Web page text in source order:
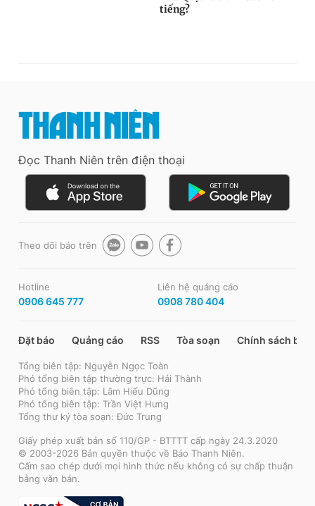
Đọc Thanh Niên trên điện thoại
Theo dõi báo trên
Hotline
0906 645 777
Liên hệ quảng cáo
0908 780 404
Đặt báo Quảng cáo RSS Tòa soạn Chính sách bảo
Tổng biên tập: Nguyễn Ngọc Toàn
Phó tổng biên tập thường trực: Hải Thành
Phó tổng biên tập: Lâm Hiếu Dũng
Phó tổng biên tập: Trần Việt Hưng
Tổng thư ký tòa soạn: Đức Trung
Giấy phép xuất bản số 110/GP - BTTTT cấp ngày 24.3.2020
© 2003-2026 Bản quyền thuộc về Báo Thanh Niên.
Cấm sao chép dưới mọi hình thức nếu không có sự chấp thuận
bằng văn bản.